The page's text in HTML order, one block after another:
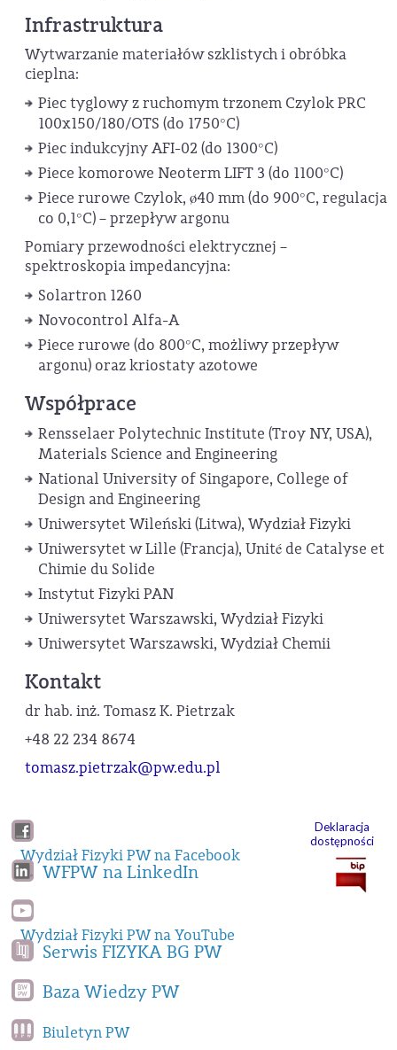
Infrastruktura
Wytwarzanie materiałów szklistych i obróbka
cieplna:
Piec tyglowy z ruchomym trzonem Czylok PRC
100x150/180/OTS (do 1750°C)
Piec indukcyjny AFI-02 (do 1300°C)
Piece komorowe Neoterm LIFT 3 (do 1100°C)
Piece rurowe Czylok, ø40 mm (do 900°C, regulacja
co 0,1°C) – przepływ argonu
Pomiary przewodności elektrycznej –
spektroskopia impedancyjna:
Solartron 1260
Novocontrol Alfa-A
Piece rurowe (do 800°C, możliwy przepływ
argonu) oraz kriostaty azotowe
Współprace
Rensselaer Polytechnic Institute (Troy NY, USA),
Materials Science and Engineering
National University of Singapore, College of
Design and Engineering
Uniwersytet Wileński (Litwa), Wydział Fizyki
Uniwersytet w Lille (Francja), Unité de Catalyse et
Chimie du Solide
Instytut Fizyki PAN
Uniwersytet Warszawski, Wydział Fizyki
Uniwersytet Warszawski, Wydział Chemii
Kontakt
dr hab. inż. Tomasz K. Pietrzak
+48 22 234 8674
tomasz.pietrzak@pw.edu.pl
Wydział Fizyki PW na Facebook
WFPW na LinkedIn
Wydział Fizyki PW na YouTube
Serwis FIZYKA BG PW
Baza Wiedzy PW
Biuletyn PW
Deklaracja
dostępności